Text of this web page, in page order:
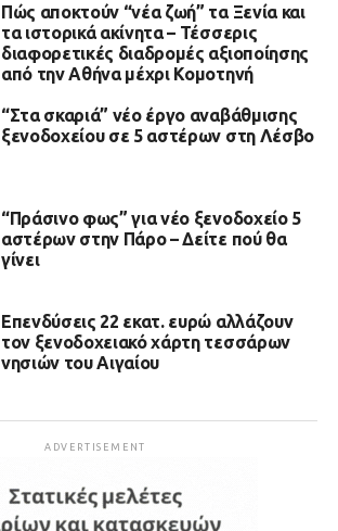
Πώς αποκτούν “νέα ζωή” τα Ξενία και
τα ιστορικά ακίνητα – Τέσσερις
διαφορετικές διαδρομές αξιοποίησης
από την Αθήνα μέχρι Κομοτηνή
“Στα σκαριά” νέο έργο αναβάθμισης
ξενοδοχείου σε 5 αστέρων στη Λέσβο
“Πράσινο φως” για νέο ξενοδοχείο 5
αστέρων στην Πάρο – Δείτε πού θα
γίνει
Επενδύσεις 22 εκατ. ευρώ αλλάζουν
τον ξενοδοχειακό χάρτη τεσσάρων
νησιών του Αιγαίου
ADVERTISEMENT